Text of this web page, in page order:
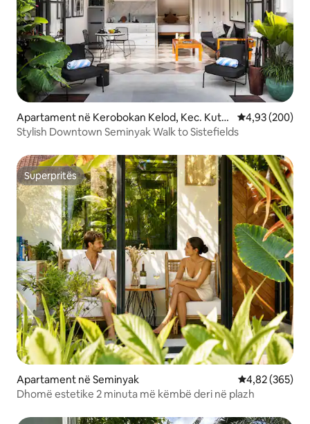
Apartament në Kerobokan Kelod, Kec. Kuta
Utara, Kabupaten Badung
Vlerësimi
4,93 (200)
Stylish Downtown Seminyak Walk to Sistefields
Superpritës
Superpritës
Apartament në Seminyak Vlerësimi
4,82 (365)
Dhomë estetike 2 minuta më këmbë deri në plazh